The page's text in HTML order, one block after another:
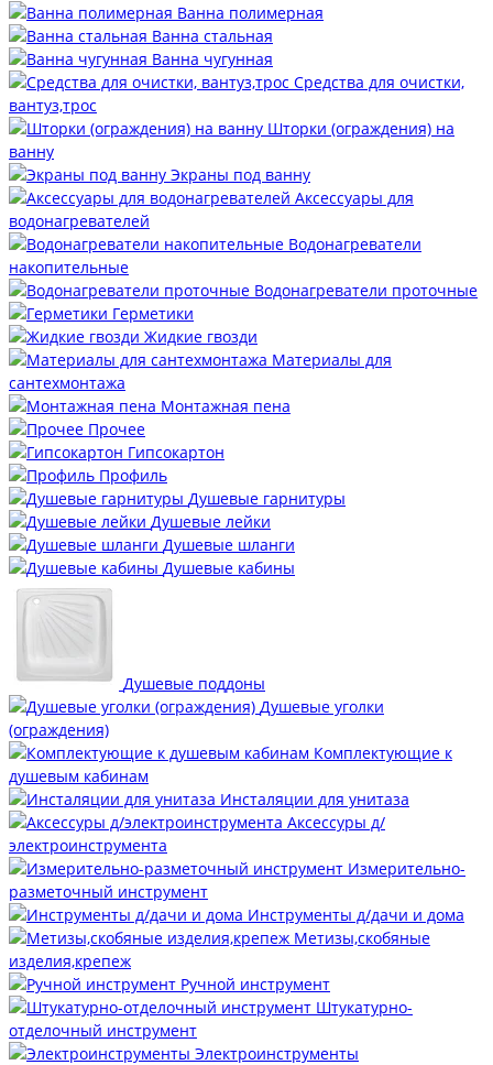
Ванна полимерная
Ванна стальная
Ванна чугунная
Средства для очистки,
вантуз,трос
Шторки (ограждения) на
ванну
Экраны под ванну
Аксессуары для
водонагревателей
Водонагреватели
накопительные
Водонагреватели проточные
Герметики
Жидкие гвозди
Материалы для
сантехмонтажа
Монтажная пена
Прочее
Гипсокартон
Профиль
Душевые гарнитуры
Душевые лейки
Душевые шланги
Душевые кабины
Душевые поддоны
Душевые уголки
(ограждения)
Комплектующие к
душевым кабинам
Инсталяции для унитаза
Аксессуры д/
электроинструмента
Измерительно-
разметочный инструмент
Инструменты д/дачи и дома
Метизы,скобяные
изделия,крепеж
Ручной инструмент
Штукатурно-
отделочный инструмент
Электроинструменты